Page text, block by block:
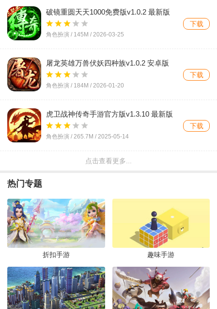
破镜重圆天天1000免费版v1.0.2 最新版
角色扮演 / 145M / 2026-03-25
下载
屠龙英雄万兽伏妖四种族v1.0.2 安卓版
角色扮演 / 184M / 2026-01-20
下载
虎卫战神传奇手游官方版v1.3.10 最新版
角色扮演 / 265.7M / 2025-05-14
下载
龙脉游戏官方版v1.5.133 最新版
神迹之上古传奇GM破解打金魂环顶赞
v1.0.1 福利版
角色扮演 /317M/2023-05-31
屠龙英雄双宠降妖神器v1.0.2 最新版
角色扮演 /185.4M/2026-07-30
下载
点击查看更多...
热门专题
折扣手游 趣味手游